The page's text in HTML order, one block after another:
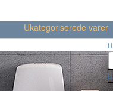
Ukategoriserede varer